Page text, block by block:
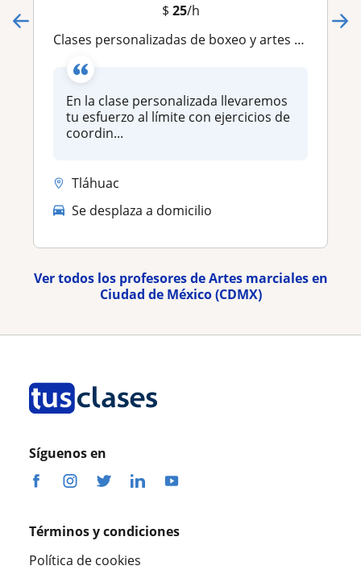
$ 25/h
Clases personalizadas de boxeo y artes marciales mixtas
En la clase personalizada llevaremos
tu esfuerzo al límite con ejercicios de
coordin...
Tláhuac
Se desplaza a domicilio
Ver todos los profesores de Artes marciales en
Ciudad de México (CDMX)
Síguenos en
Términos y condiciones
Política de cookies